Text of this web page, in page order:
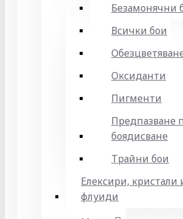
Безамонячни
Всички бои
Оксиданти
Пигменти
Предпазване
боядисване
Трайни бои
Елексири, кристали
флуиди